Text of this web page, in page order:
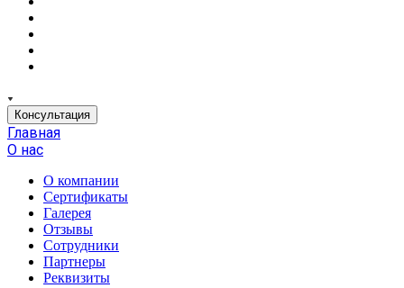
Консультация
Главная
О нас
О компании
Сертификаты
Галерея
Отзывы
Сотрудники
Партнеры
Реквизиты